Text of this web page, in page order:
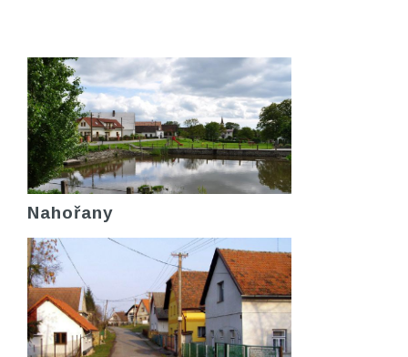
Nahořany